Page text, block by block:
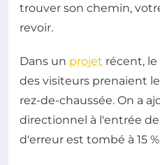
trouver son chemin,
revoir.
Dans un projet récent,
des visiteurs prenaient
rez-de-chaussée. On a
directionnel à l'entrée
d'erreur est tombé à 15